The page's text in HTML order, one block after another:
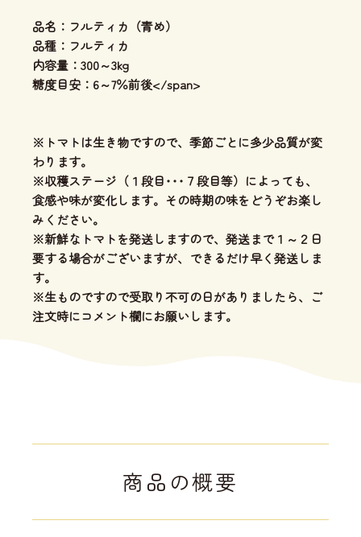
品名：フルティカ（青め）
品種：フルティカ
内容量：300～3kg
糖度目安：6～7％前後</span>
※トマトは生き物ですので、季節ごとに多少品質が変
わります。
※収穫ステージ（１段目･･･７段目等）によっても、
食感や味が変化します。その時期の味をどうぞお楽し
みください。
※新鮮なトマトを発送しますので、発送まで１～２日
要する場合がございますが、できるだけ早く発送しま
す。
※生ものですので受取り不可の日がありましたら、ご
注文時にコメント欄にお願いします。
商品の概要